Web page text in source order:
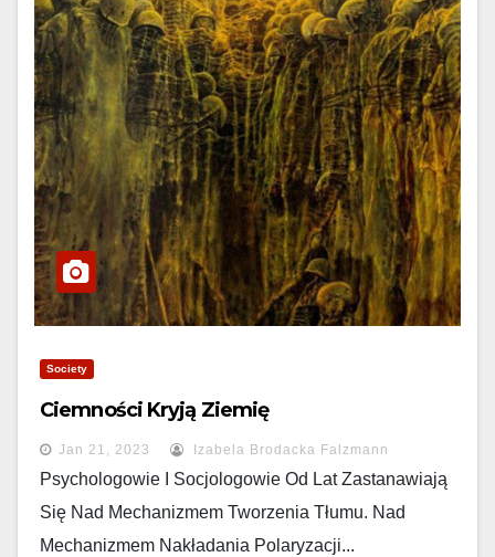
Society
Ciemności Kryją Ziemię
Jan 21, 2023 Izabela Brodacka Falzmann
Psychologowie I Socjologowie Od Lat Zastanawiają
Się Nad Mechanizmem Tworzenia Tłumu. Nad
Mechanizmem Nakładania Polaryzacji...